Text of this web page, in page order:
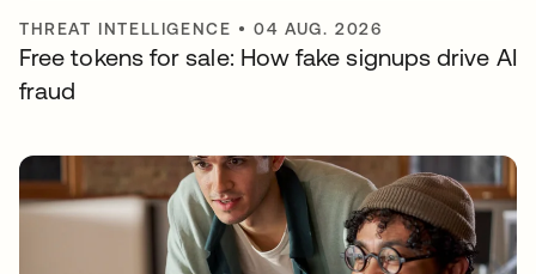
THREAT INTELLIGENCE •04 AUG. 2026
Free tokens for sale: How fake signups drive AI
fraud